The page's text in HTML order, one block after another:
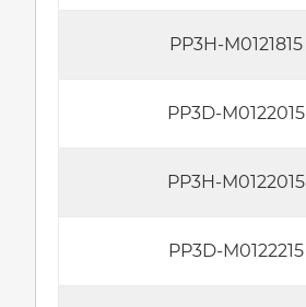
PP3H-M0121815
PP3D-M0122015
PP3H-M0122015
PP3D-M0122215